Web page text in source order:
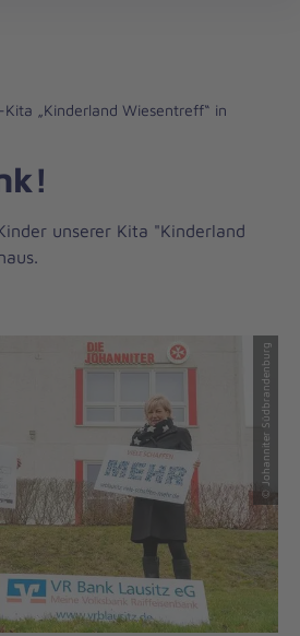
„Kinderland Wiesentreff“ in
unserer Kita "Kinderland
© Johanniter Südbrandenburg